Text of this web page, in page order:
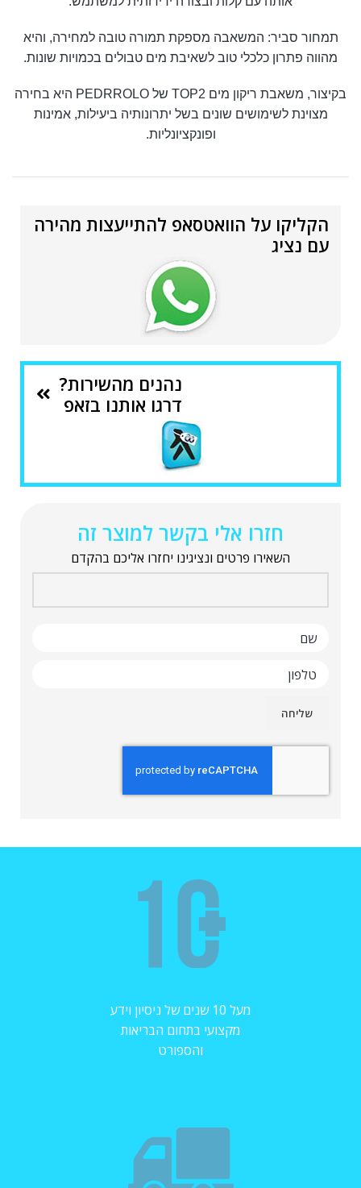
תמחור סביר: המשאבה מספקת תמורה טובה למחירה, והיא
מהווה פתרון כלכלי טוב לשאיבת מים טבולים בכמויות שונות.
בקיצור, משאבת ריקון מים TOP2 של PEDRROLO היא בחירה
מצוינת לשימושים שונים בשל יתרונותיה ביעילות, אמינות
ופונקציונליות.
הקליקו על הוואטסאפ להתייעצות מהירה
עם נציג
נהנים מהשירות?
דרגו אותנו בזאפ
חזרו אלי בקשר למוצר זה
השאירו פרטים ונציגינו יחזרו אליכם בהקדם
מעל 10 שנים של ניסיון וידע
מקצועי בתחום הבריאות
והספורט